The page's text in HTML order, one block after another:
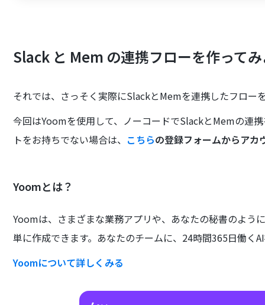
Slack と Mem の連携フローを作って
それでは、さっそく実際にSlackとMemを連携したフロー
今回はYoomを使用して、ノーコードでSlackとMemの連
トをお持ちでない場合は、 こちらの登録フォームからアカ
Yoomとは？
Yoomは、さまざまな業務アプリや、あなたの秘書のよう
単に作成できます。あなたのチームに、24時間365日働く
Yoomについて詳しくみる